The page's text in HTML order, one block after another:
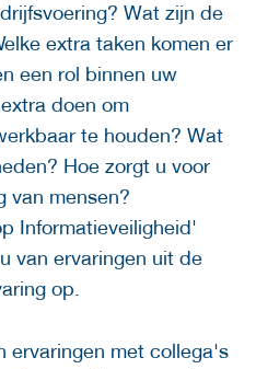
Wat zijn de
extra taken komen er
een rol binnen uw
doen om
te houden? Wat
Hoe zorgt u voor
van mensen?
Informatieveiligheid'
van ervaringen uit de
op.
ervaringen met collega's